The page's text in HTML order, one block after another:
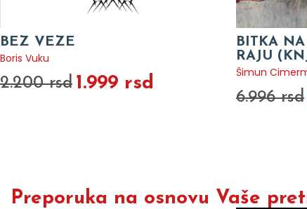
BEZ VEZE
Boris Vuku
2.200 rsd 1.999 rsd
BITKA NA
RAJU
Šimun
6.996 rsd
Preporuka na osnovu Vaše